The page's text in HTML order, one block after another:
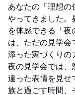
あなたの「理想
やってきました。
を体感できる「夜
は、ただの見学会
添った家づくりの
夜の見学会では、
違った表情を見せ
族と過ごす時間、